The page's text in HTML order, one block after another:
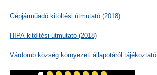
Gépjárműadó kitöltési útmutató (2018)
HIPA kitöltési útmutató (2018)
Várdomb község környezeti állapotáról tájékoztató